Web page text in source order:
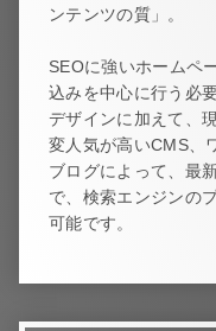
ンテンツの質」。
SEOに強いホームペ
込みを中心に行う必
デザインに加えて、
変人気が高いCMS、
ブログによって、最
で、検索エンジンの
可能です。